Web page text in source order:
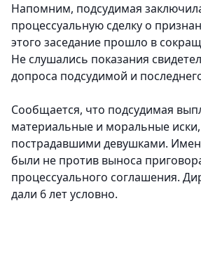
Напомним, подсудимая
процессуальную сделку о
этого заседание прошло в
Не слушались показания
допроса подсудимой и
Сообщается, что подсудимая
материальные и моральные
пострадавшими девушками.
были не против выноса
процессуального соглашения.
дали 6 лет условно.